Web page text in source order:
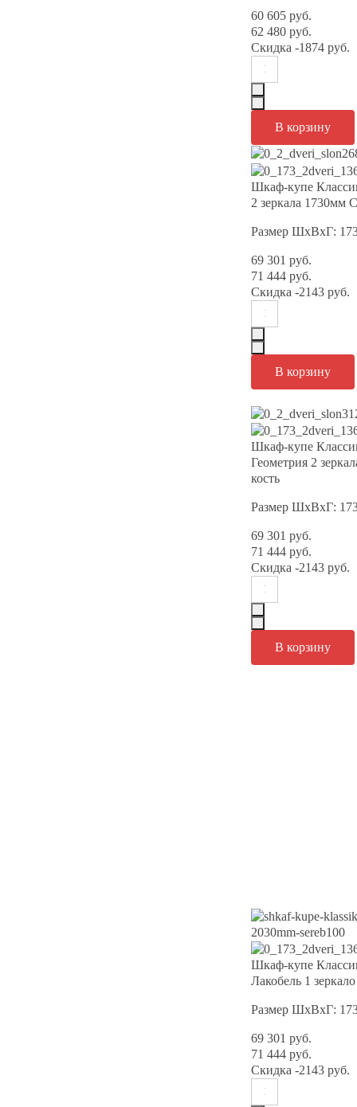
60 605 руб.
62 480 руб.
Скидка -1874 руб.
Шкаф-купе
2 зеркала 1730мм
Размер ШхВхГ:
69 301 руб.
71 444 руб.
Скидка -2143 руб.
Шкаф-купе
Геометрия 2
кость
Размер ШхВхГ:
69 301 руб.
71 444 руб.
Скидка -2143 руб.
Шкаф-купе
Лакобель 1
Размер ШхВхГ:
69 301 руб.
71 444 руб.
Скидка -2143 руб.